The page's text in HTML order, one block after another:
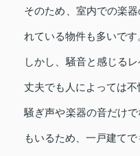
そのため、室内での楽
れている物件も多いです
しかし、騒音と感じる
丈夫でも人によっては不
騒ぎ声や楽器の音だけ
もいるため、一戸建て